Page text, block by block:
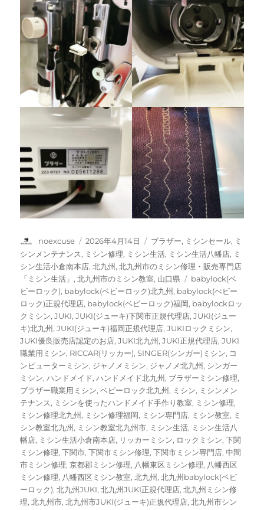
投
稿
者
noexcuse
投
稿
日:
2026年4月14日
カ
テ
ゴ
リ
ー
ブラザー, ミシンセール, ミ
シンメンテナンス, ミシン修理, ミシン生活, ミシン生活八幡店, ミ
シン生活小倉南本店,北九州 ,北九州市のミシン修理・販売専門店
「ミシン生活」 ,北九州市のミシン教室, 山口県
タ
グ
babylock(ベ
ビーロック), babylock(ベビーロック)北九州 , babylock(べビー
ロック)正規代理店, babylock(ベビーロック)福岡, babylockロッ
クミシン,JUKI,JUKI(ジューキ)下関市正規代理店,JUKI(ジュー
キ)北九州 ,JUKI(ジューキ)福岡正規代理店,JUKIロックミシン,
JUKI優良販売店認定のお店,JUKI北九州 ,JUKI正規代理店,JUKI
職業用ミシン, RICCAR(リッカー),SINGER(シンガー)ミシン, コ
ンピューターミシン, ジャノメミシン, ジャノメ北九州 , シンガー
ミシン,ハンドメイド,ハンドメイド北九州 , ブラザーミシン修理,
ブラザー職業用ミシン,ベビーロック北九州 , ミシン, ミシンメン
テナンス, ミシンを使ったハンドメイド手作り教室, ミシン修理,
ミシン修理北九州 , ミシン修理福岡, ミシン専門店, ミシン教室, ミ
シン教室北九州 , ミシン教室北九州市, ミシン生活, ミシン生活八
幡店, ミシン生活小倉南本店, リッカーミシン, ロックミシン,下関
ミシン修理,下関市,下関市ミシン修理,下関市ミシン専門店,中間
市ミシン修理,京都郡ミシン修理, 八幡東区ミシン修理, 八幡西区
ミシン修理, 八幡西区ミシン教室,北九州 ,北九州babylock(ベビ
ーロック),北九州JUKI,北九州JUKI正規代理店,北九州ミシン修
理,北九州市,北九州市JUKI(ジューキ)正規代理店,北九州市シン